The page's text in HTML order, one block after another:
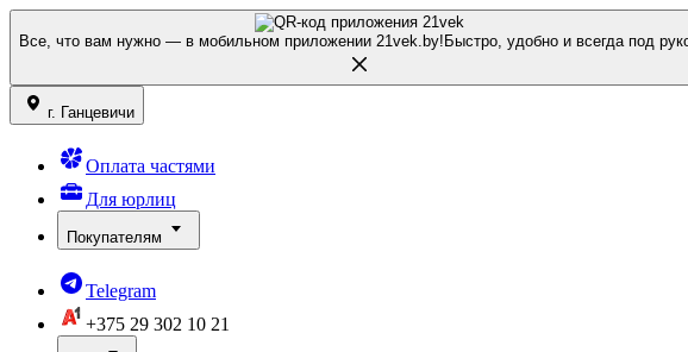
Все, что вам нужно — в мобильном приложении 21vek.by! Быстро, удобно и всегда под
г. Ганцевичи
Оплата частями
Для юрлиц
Покупателям
Telegram
+375 29 302 10 21